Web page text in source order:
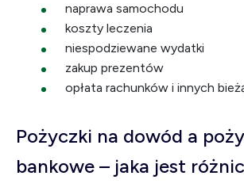
naprawa samochodu
koszty leczenia
niespodziewane wydatki
zakup prezentów
opłata rachunków i innych
Pożyczki na dowód a
bankowe – jaka jest